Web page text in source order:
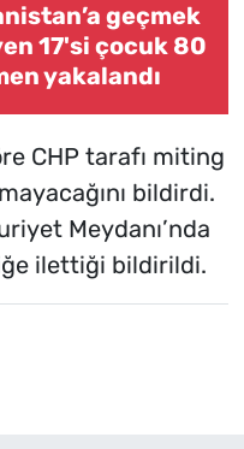
geçmek
17'si çocuk 80
yakalandı
CHP tarafı miting
bildirdi.
Meydanı’nda
ilettiği bildirildi.